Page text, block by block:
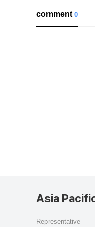
comment0
Asia
Representative